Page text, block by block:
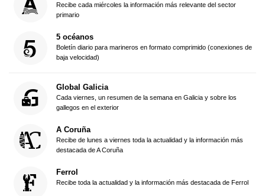
Recibe cada miércoles la información más relevante del sector
primario
5 océanos
Boletín diario para marineros en formato comprimido (conexiones de
baja velocidad)
Global Galicia
Cada viernes, un resumen de la semana en Galicia y sobre los
gallegos en el exterior
A Coruña
Recibe de lunes a viernes toda la actualidad y la información más
destacada de A Coruña
Ferrol
Recibe toda la actualidad y la información más destacada de Ferrol